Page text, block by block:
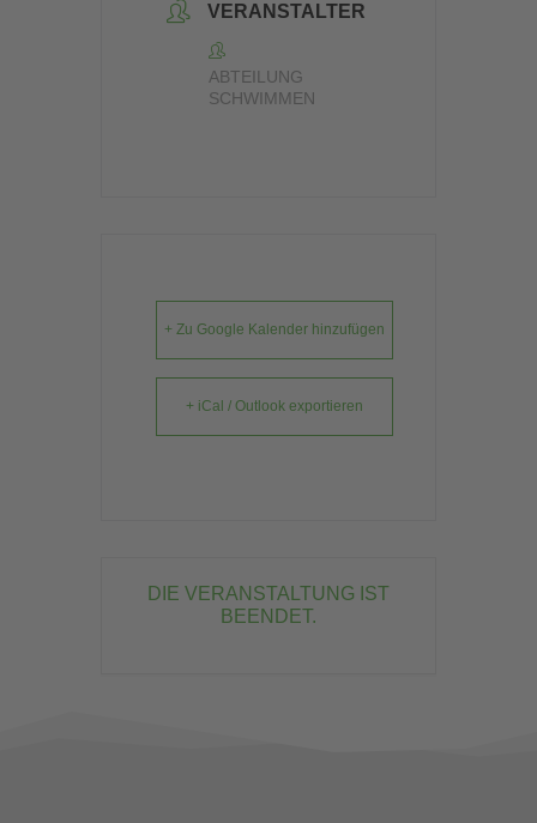
VERANSTALTER
ABTEILUNG
SCHWIMMEN
+ Zu Google Kalender hinzufügen
+ iCal / Outlook exportieren
DIE VERANSTALTUNG IST
BEENDET.